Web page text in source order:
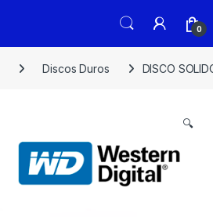
0
Discos Duros DISCO
🔍